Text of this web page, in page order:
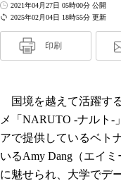
2025年02月04日 18時55分 更新
2021年04月27日 05時00分 公開
印刷
国境を越えて活躍す
メ「NARUTO -ナルト-
アで提供しているベト
いるAmy Dang（エイ
に魅せられ、大学でデ